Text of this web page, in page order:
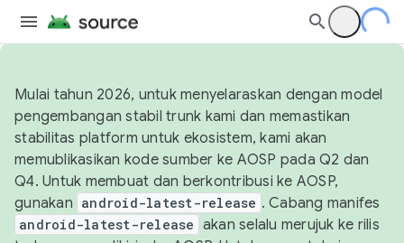
Mulai tahun 2026, untuk menyelaraskan dengan model
pengembangan stabil trunk kami dan memastikan
stabilitas platform untuk ekosistem, kami akan
memublikasikan kode sumber ke AOSP pada Q2 dan
Q4. Untuk membuat dan berkontribusi ke AOSP,
gunakan android-latest-release . Cabang manifes
android-latest-release akan selalu merujuk ke rilis